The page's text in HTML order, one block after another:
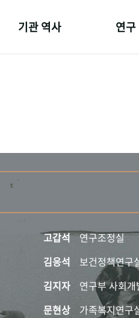
기관 역사 연
고갑석 연구조정실
김응석 보건정책연구
김지자 연구부 사회개
문현상 가족복지연구